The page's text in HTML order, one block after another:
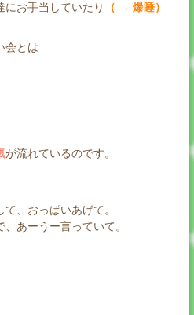
にお手当していたり
（ → 爆睡）
会とは
が流れているのです。
、おっぱいあげて。
あーうー言っていて。